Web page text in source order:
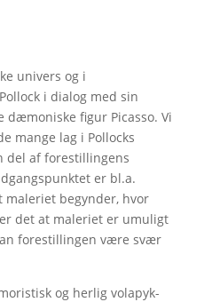
univers og i
i dialog med sin
dæmoniske figur Picasso. Vi
mange lag i Pollocks
del af forestillingens
er bl.a.
maleriet begynder, hvor
det at maleriet er umuligt
forestillingen være svær
og herlig volapyk-